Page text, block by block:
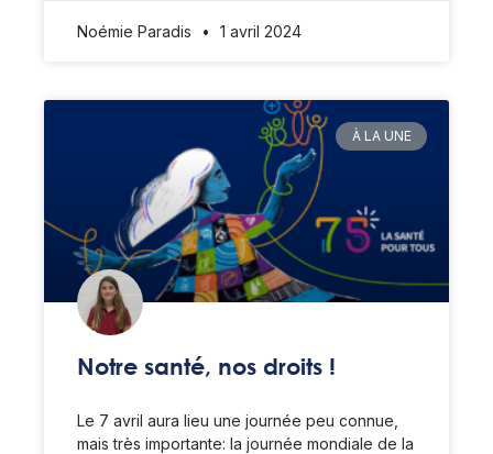
Noémie Paradis 1 avril 2024
À LA UNE
Notre santé, nos droits !
Le 7 avril aura lieu une journée peu connue,
mais très importante: la journée mondiale de la